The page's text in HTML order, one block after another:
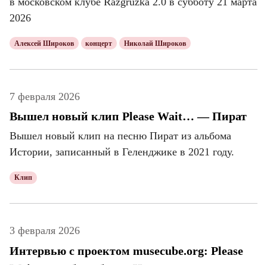
2026
Алексей Широков концерт Николай Широков
7 февраля 2026
Вышел новый клип Please Wait… — Пират
Вышел новый клип на песню Пират из альбома
Истории, записанный в Геленджике в 2021 году.
Клип
3 февраля 2026
Интервью с проектом musecube.org: Please